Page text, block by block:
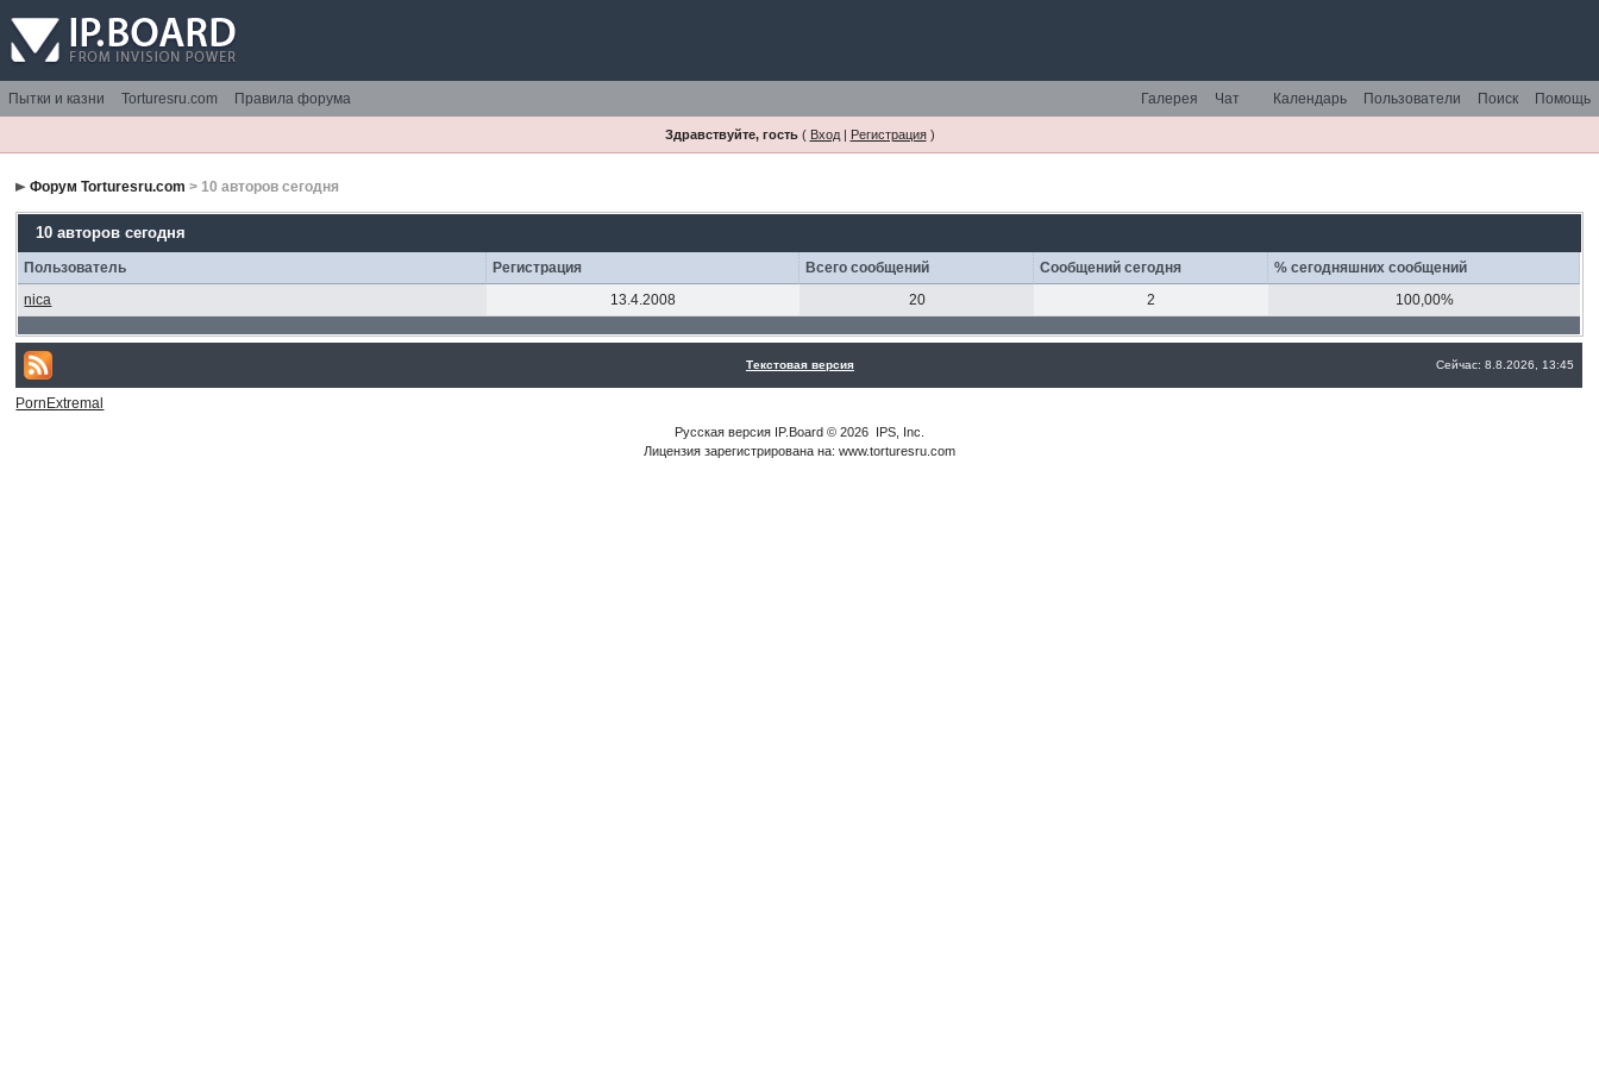
Пытки и казни Torturesru.com Правила форума Помощь
Поиск
Пользователи
Календарь
Чат
Галерея
Здравствуйте, гость( Вход| Регистрация)
Форум Torturesru.com > 10 авторов сегодня
10 авторов сегодня
Пользователь Регистрация Всего сообщений Сообщений сегодня
% сегодняшних сообщений
nica
13.4.2008 20 2 100,00%
Текстовая версия Сейчас: 8.8.2026, 13:45
PornExtremal
Русская версия IP.Board© 2026 IPS, Inc
Лицензия зарегистрирована на: www.torturesru.com